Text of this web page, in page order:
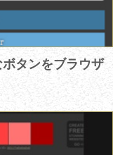
タンをブラウザ